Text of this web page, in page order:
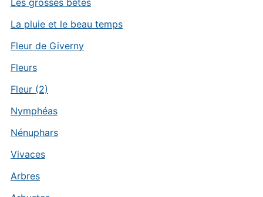
Les grosses bêtes
La pluie et le beau temps
Fleur de Giverny
Fleurs
Fleur (2)
Nymphéas
Nénuphars
Vivaces
Arbres